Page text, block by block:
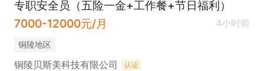
专职安全员（五险一金+工作餐+节日福利）
7000-12000元/月
4小时前
铜陵地区
铜陵贝斯美科技有限公司 认证